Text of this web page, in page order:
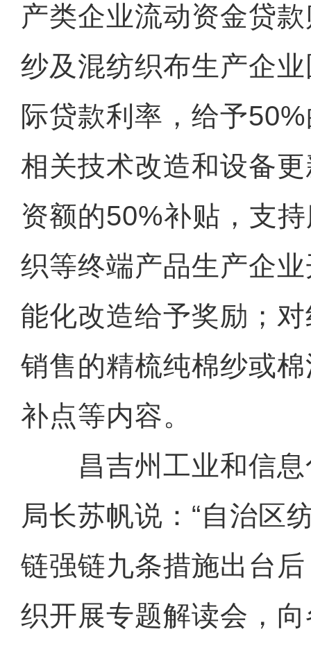
产类企业流动资金贷
纱及混纺织布生产企
际贷款利率，给予
相关技术改造和设备
资额的50%补贴，支
织等终端产品生产企
能化改造给予奖励；
销售的精梳纯棉纱或
补点等内容。
昌吉州工业和信息
局长苏帆说：“自治区
链强链九条措施出台
织开展专题解读会，